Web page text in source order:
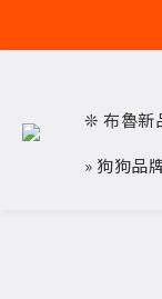
❊ 布魯新
» 狗狗品